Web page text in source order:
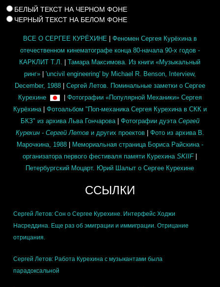
БЕЛЫЙ ТЕКСТ НА ЧЕРНОМ ФОНЕ
ЧЕРНЫЙ ТЕКСТ НА БЕЛОМ ФОНЕ
ВСЕ О СЕРГЕЕ КУРЁХИНЕ
Феномен Сергея Курёхина в
отечественном кинематографе конца 80-начала 90-х годов -
КАРКЛИТ Т.Л.
|Тамара Максимова. Из книги «Музыкальный
ринг»| 'uncivil engineering' by Michael R. Benson, Interview,
December, 1988
Сергей Летов. Поминальные заметки о Сергее
Курехине
Фотографии «Популярной Механики» Сергея
Курёхина| Фотоальбом "Поп-механика Сергея Курехина в СКК и
БКЗ" из архива Льва Гончарова| Фотографии дуэта Сергей
Курехин - Сергей Летови других проектов| Фото из архива В.
Марочкина, 1988|
Мемориальная страница Бориса Райскина -
организатора первого фестиваля памяти КурехинаSKIIF|
Петербургский Моцарт. Юрий Шалыт о Сергее Курехине
ССЫЛКИ
Сергей Летов: Сон о Сергее Курехине. Интерфейс Ходжи
Насреддина. Еще раз об эмиграции и иммиграции. Отрицание
отрицания.
Сергей Летов: Работа Курехина с музыкантами была
парадоксальной